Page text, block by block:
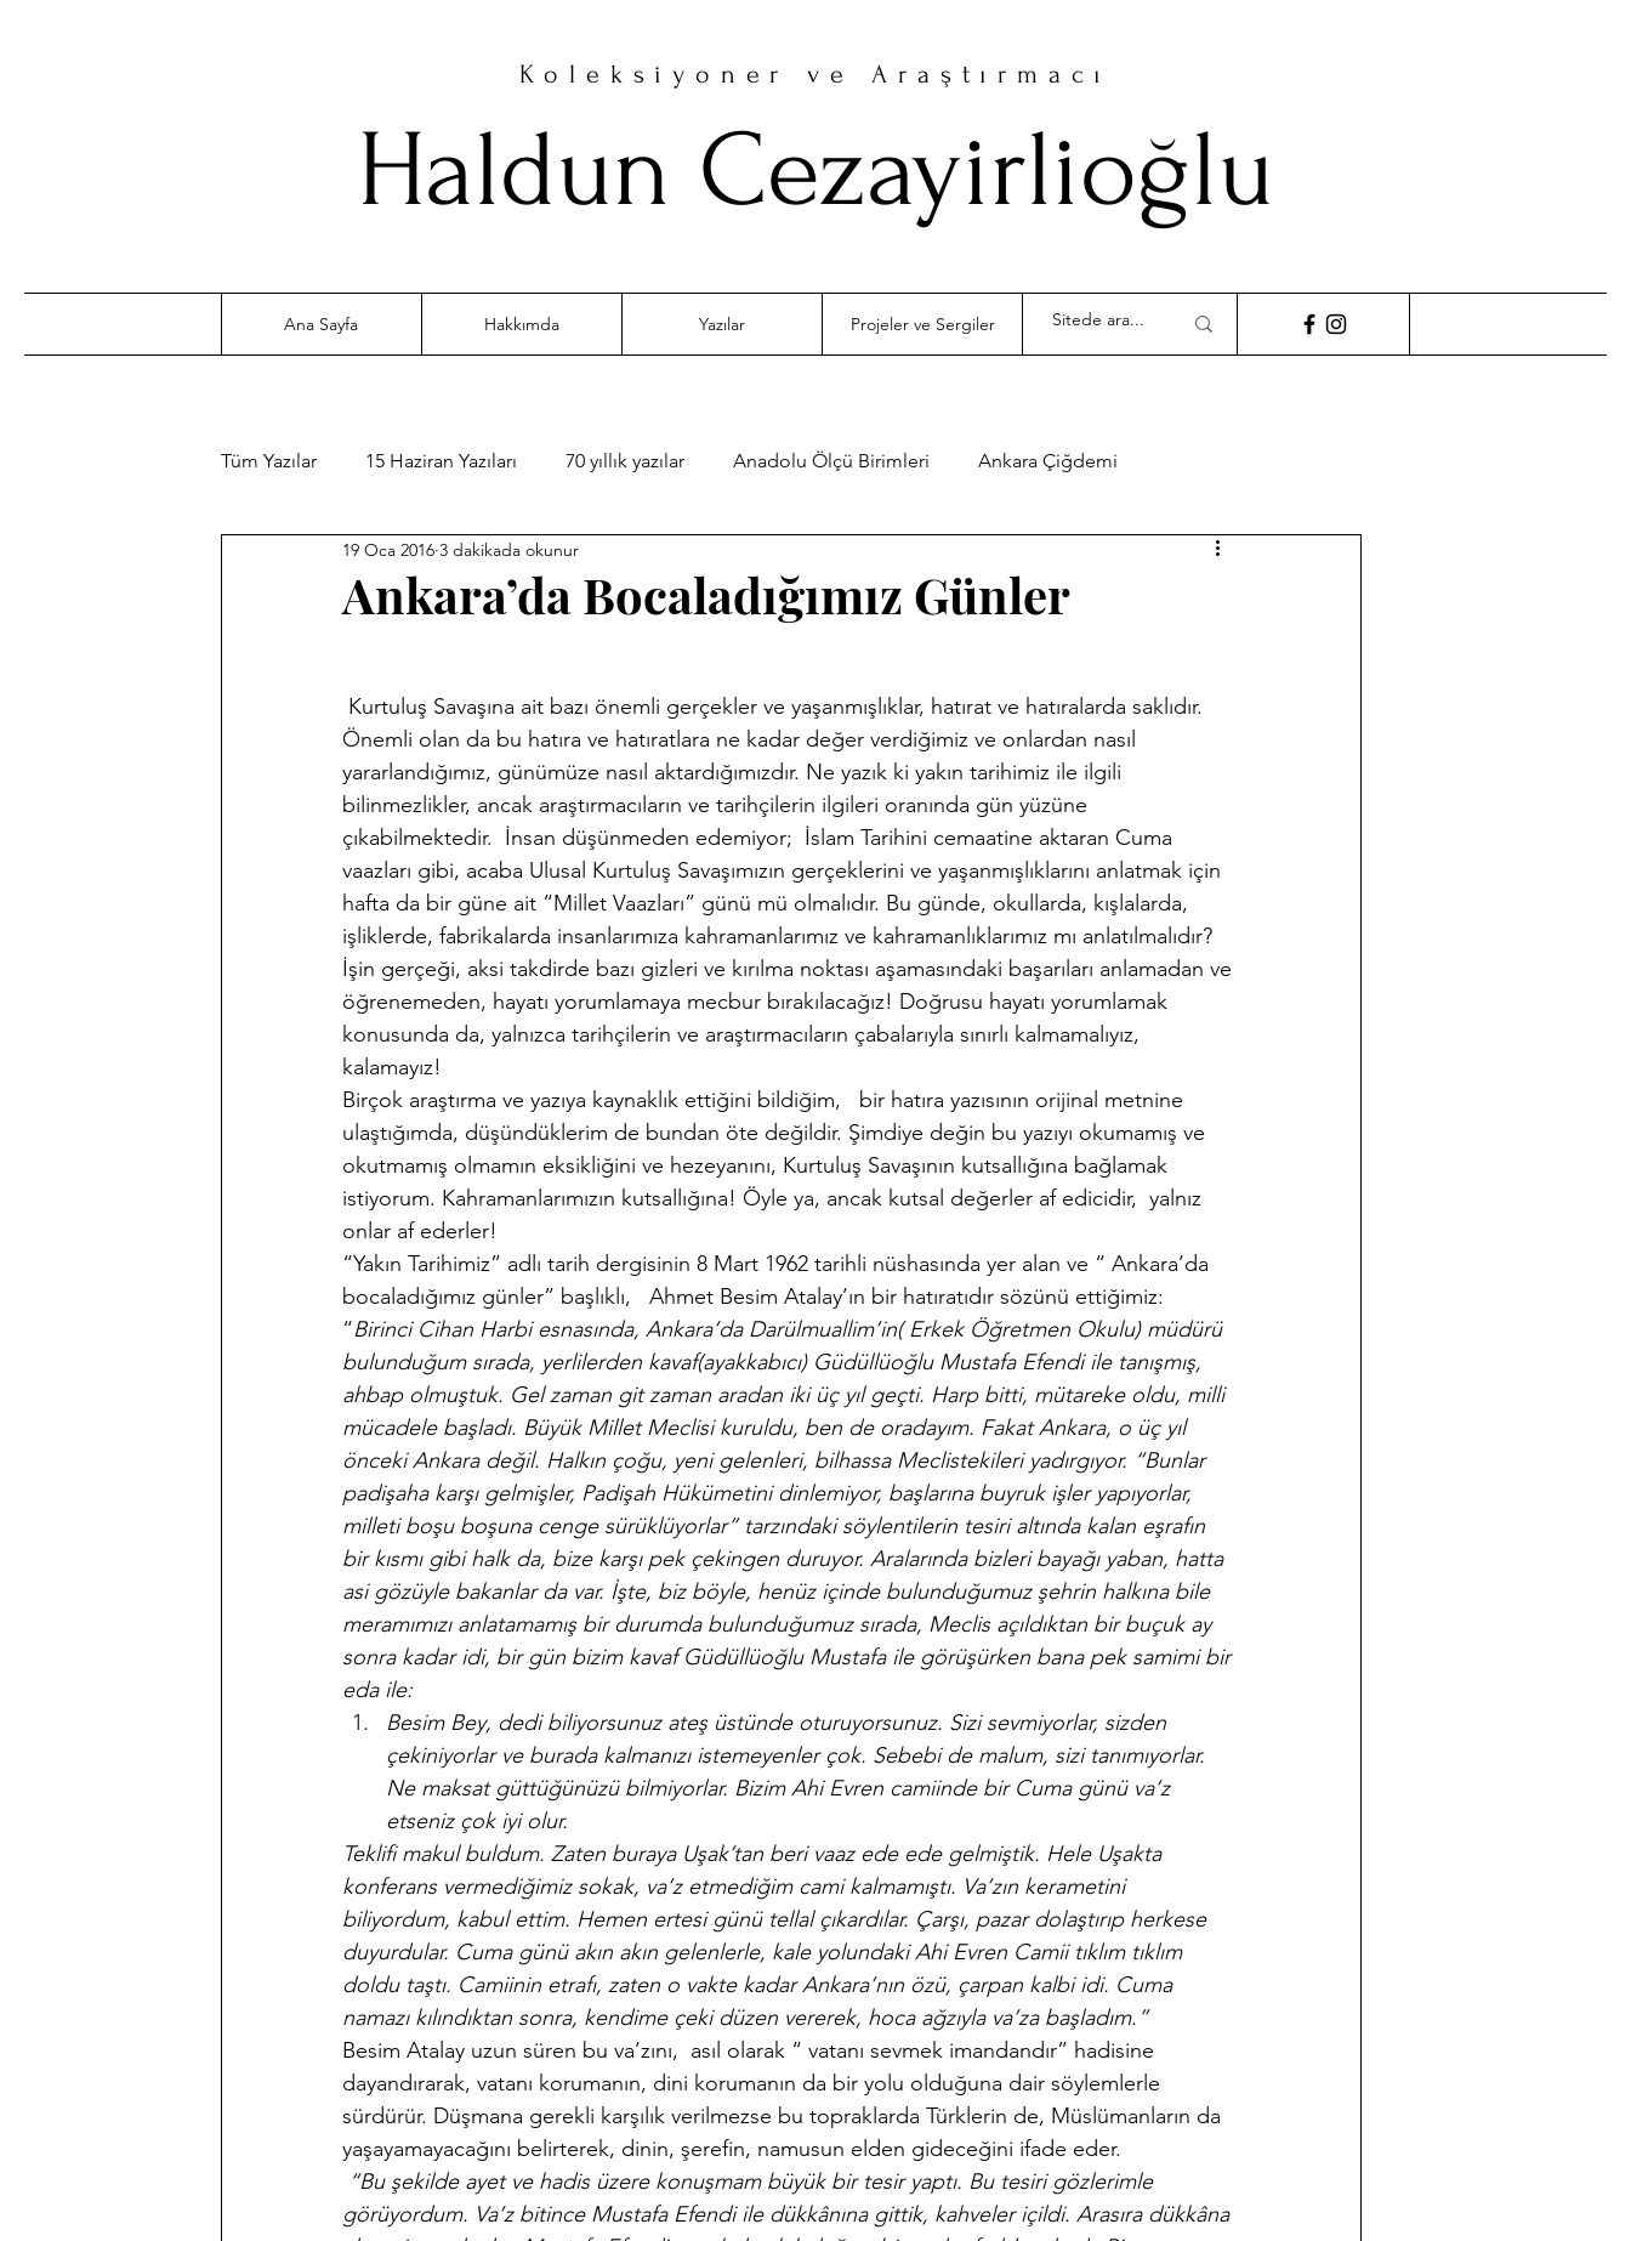
Koleksiyoner ve Araştırmacı
Haldun Cezayirlioğlu
Ana Sayfa Hakkımda Yazılar Projeler ve Sergiler
Tüm Yazılar 15 Haziran Yazıları 70 yıllık yazılar Anadolu Ölçü Birimleri Ankara Çiğdemi
Ankara Kent Heykelleri Ankara Kitapları Basında çalışmalarımız
Haber Akis Yazıları Harf Devrimi Hızırellez İLEV İzmir Yazıları Kent Kimliği
Memleket Hastaneleri Fotoğraf Proje Konuk Yazar Köy Enstitüleri Nazim Nasreddinov Yazıları
Sergilerim Tarihi Fotoğraflar Uluğ Bey
Ankara’da Bocaladığımız Günler
19 Oca 2016 3 dakikada okunur
Önemli olan da bu hatıra ve hatıratlara ne kadar değer verdiğimiz ve onlardan nasıl
yararlandığımız, günümüze nasıl aktardığımızdır. Ne yazık ki yakın tarihimiz ile ilgili
bilinmezlikler, ancak araştırmacıların ve tarihçilerin ilgileri oranında gün yüzüne
çıkabilmektedir.  İnsan düşünmeden edemiyor;  İslam Tarihini cemaatine aktaran Cuma
vaazları gibi, acaba Ulusal Kurtuluş Savaşımızın gerçeklerini ve yaşanmışlıklarını anlatmak için
hafta da bir güne ait “Millet Vaazları” günü mü olmalıdır. Bu günde, okullarda, kışlalarda,
işliklerde, fabrikalarda insanlarımıza kahramanlarımız ve kahramanlıklarımız mı anlatılmalıdır?
İşin gerçeği, aksi takdirde bazı gizleri ve kırılma noktası aşamasındaki başarıları anlamadan ve
öğrenemeden, hayatı yorumlamaya mecbur bırakılacağız! Doğrusu hayatı yorumlamak
konusunda da, yalnızca tarihçilerin ve araştırmacıların çabalarıyla sınırlı kalmamalıyız,
kalamayız!
Birçok araştırma ve yazıya kaynaklık ettiğini bildiğim,   bir hatıra yazısının orijinal metnine
ulaştığımda, düşündüklerim de bundan öte değildir. Şimdiye değin bu yazıyı okumamış ve
okutmamış olmamın eksikliğini ve hezeyanını, Kurtuluş Savaşının kutsallığına bağlamak
istiyorum. Kahramanlarımızın kutsallığına! Öyle ya, ancak kutsal değerler af edicidir,  yalnız
onlar af ederler!
“Yakın Tarihimiz” adlı tarih dergisinin 8 Mart 1962 tarihli nüshasında yer alan ve “ Ankara’da
bocaladığımız günler” başlıklı,   Ahmet Besim Atalay’ın bir hatıratıdır sözünü ettiğimiz:
“Birinci Cihan Harbi esnasında, Ankara’da Darülmuallim’in( Erkek Öğretmen Okulu) müdürü
bulunduğum sırada, yerlilerden kavaf(ayakkabıcı) Güdüllüoğlu Mustafa Efendi ile tanışmış,
ahbap olmuştuk. Gel zaman git zaman aradan iki üç yıl geçti. Harp bitti, mütareke oldu, milli
mücadele başladı. Büyük Millet Meclisi kuruldu, ben de oradayım. Fakat Ankara, o üç yıl
önceki Ankara değil. Halkın çoğu, yeni gelenleri, bilhassa Meclistekileri yadırgıyor. “Bunlar
padişaha karşı gelmişler, Padişah Hükümetini dinlemiyor, başlarına buyruk işler yapıyorlar,
milleti boşu boşuna cenge sürüklüyorlar” tarzındaki söylentilerin tesiri altında kalan eşrafın
bir kısmı gibi halk da, bize karşı pek çekingen duruyor. Aralarında bizleri bayağı yaban, hatta
asi gözüyle bakanlar da var. İşte, biz böyle, henüz içinde bulunduğumuz şehrin halkına bile
meramımızı anlatamamış bir durumda bulunduğumuz sırada, Meclis açıldıktan bir buçuk ay
sonra kadar idi, bir gün bizim kavaf Güdüllüoğlu Mustafa ile görüşürken bana pek samimi bir
eda ile:
Besim Bey, dedi biliyorsunuz ateş üstünde oturuyorsunuz. Sizi sevmiyorlar, sizden
çekiniyorlar ve burada kalmanızı istemeyenler çok. Sebebi de malum, sizi tanımıyorlar.
Ne maksat güttüğünüzü bilmiyorlar. Bizim Ahi Evren camiinde bir Cuma günü va’z
etseniz çok iyi olur.
Teklifi makul buldum. Zaten buraya Uşak’tan beri vaaz ede ede gelmiştik. Hele Uşakta
konferans vermediğimiz sokak, va’z etmediğim cami kalmamıştı. Va’zın kerametini
biliyordum, kabul ettim. Hemen ertesi günü tellal çıkardılar. Çarşı, pazar dolaştırıp herkese
duyurdular. Cuma günü akın akın gelenlerle, kale yolundaki Ahi Evren Camii tıklım tıklım
doldu taştı. Camiinin etrafı, zaten o vakte kadar Ankara’nın özü, çarpan kalbi idi. Cuma
namazı kılındıktan sonra, kendime çeki düzen vererek, hoca ağzıyla va’za başladım.”
Besim Atalay uzun süren bu va’zını,  asıl olarak “ vatanı sevmek imandandır” hadisine
dayandırarak, vatanı korumanın, dini korumanın da bir yolu olduğuna dair söylemlerle
sürdürür. Düşmana gerekli karşılık verilmezse bu topraklarda Türklerin de, Müslümanların da
yaşayamayacağını belirterek, dinin, şerefin, namusun elden gideceğini ifade eder.
“Bu şekilde ayet ve hadis üzere konuşmam büyük bir tesir yaptı. Bu tesiri gözlerimle
görüyordum. Va’z bitince Mustafa Efendi ile dükkânına gittik, kahveler içildi. Arasıra dükkâna